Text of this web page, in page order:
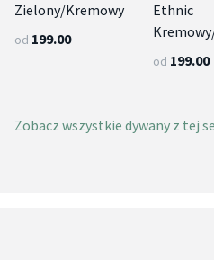
Zielony/Kremowy
od 199.00
Ethnic
od 199.00
Zobacz wszystkie dywany z tej